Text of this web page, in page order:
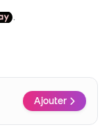
Ajouter